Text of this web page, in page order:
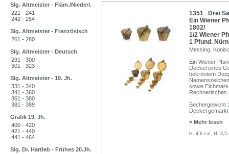
Slg. Altmeister - Fläm./Niederl.
221 - 241
242 - 254
Slg. Altmeister - Französisch
261 - 280
Slg. Altmeister - Deutsch
291 - 300
301 - 323
Slg. Altmeister - 19. Jh.
331 - 340
341 - 360
361 - 380
381 - 389
Grafik 19. Jh.
400 - 420
421 - 440
441 - 464
Slg. Dr. Hartleb - Frühes 20.Jh.
1351 Drei
Ein Wiener
1802/
1/2 Wiener
1 Pfund.
Messing.
Ein Wiener
Deckel eines
bekröntem
sowie
Rechnerisches
Bechergewicht
Deckel
> Mehr lesen
H. 4,6 cm, H. 3,5